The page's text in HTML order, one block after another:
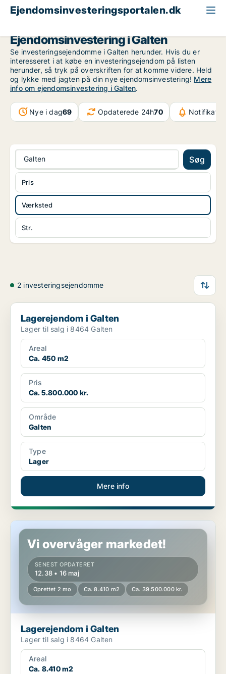
Ejendomsinvesteringsportalen.dk
Ejendomsinvestering i Galten
Se investeringsejendomme i Galten herunder. Hvis du er
interesseret i at købe en investeringsejendom på listen
herunder, så tryk på overskriften for at komme videre. Held
og lykke med jagten på din nye ejendomsinvestering! Mere
info om ejendomsinvestering i Galten.
Nye i dag69 Opdaterede 24h70
Galten Søg
Værksted
Str.
Pris
2 investeringsejendomme
Lagerejendom i Galten
Lagerejendom i Galten
Lager til salg i 8464 Galten
Areal
Ca. 450 m2
Pris
Ca. 5.800.000 kr.
Område
Galten
Type
Lager
Mere info
Lagerejendom i Galten
Vi overvåger markedet!
SENEST OPDATERET
12.38 • 16 maj
Oprettet 2 mo Ca. 8.410 m2 Ca. 39.500.000 kr.
Lagerejendom i Galten
Lager til salg i 8464 Galten
Areal
Ca. 8.410 m2